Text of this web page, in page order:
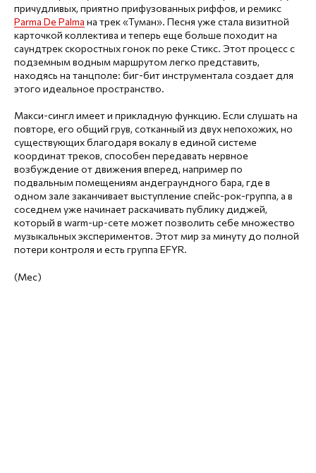
причудливых, приятно прифузованных риффов, и ремикс
Parma De Palma на трек «Туман». Песня уже стала визитной
карточкой коллектива и теперь еще больше походит на
саундтрек скоростных гонок по реке Стикс. Этот процесс c
подземным водным маршрутом легко представить,
находясь на танцполе: биг-бит инструментала создает для
этого идеальное пространство.
Макси-сингл имеет и прикладную функцию. Если слушать на
повторе, его общий грув, сотканный из двух непохожих, но
существующих благодаря вокалу в единой системе
координат треков, способен передавать нервное
возбуждение от движения вперед, например по
подвальным помещениям андеграундного бара, где в
одном зале заканчивает выступление спейс-рок-группа, а в
соседнем уже начинает раскачивать публику диджей,
который в warm-up-сете может позволить себе множество
музыкальных экспериментов. Этот мир за минуту до полной
потери контроля и есть группа EFYR.
(Мес)